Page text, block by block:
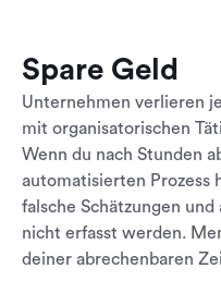
Spare Geld
Unternehmen verlieren
mit organisatorischen
Wenn du nach Stunden
automatisierten Prozess
falsche Schätzungen
nicht erfasst werden.
deiner abrechenbaren